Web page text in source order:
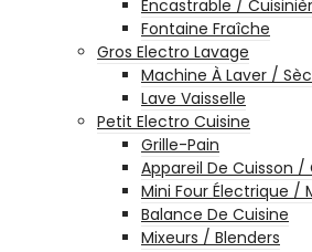
Encastrable /
Fontaine Fraîche
Gros Electro Lavage
Machine À Laver /
Lave Vaisselle
Petit Electro Cuisine
Grille-Pain
Appareil De Cuisson /
Mini Four Électrique /
Balance De Cuisine
Mixeurs / Blenders